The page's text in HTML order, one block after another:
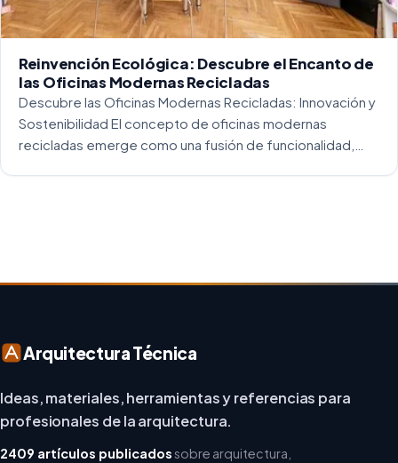
Reinvención Ecológica: Descubre el Encanto de
las Oficinas Modernas Recicladas
Descubre las Oficinas Modernas Recicladas: Innovación y
Sostenibilidad El concepto de oficinas modernas
recicladas emerge como una fusión de funcionalidad,
Arquitectura Técnica
Ideas, materiales, herramientas y referencias para
profesionales de la arquitectura.
2409 artículos publicadossobre arquitectura,